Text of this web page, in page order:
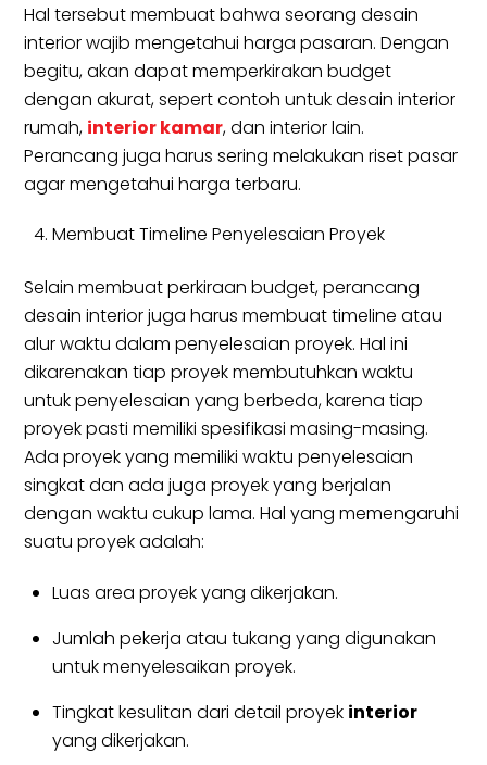
Hal tersebut membuat bahwa seorang desain
interior wajib mengetahui harga pasaran. Dengan
begitu, akan dapat memperkirakan budget
dengan akurat, sepert contoh untuk desain interior
rumah, interior kamar, dan interior lain.
Perancang juga harus sering melakukan riset pasar
agar mengetahui harga terbaru.
Membuat Timeline Penyelesaian Proyek
Selain membuat perkiraan budget, perancang
desain interior juga harus membuat timeline atau
alur waktu dalam penyelesaian proyek. Hal ini
dikarenakan tiap proyek membutuhkan waktu
untuk penyelesaian yang berbeda, karena tiap
proyek pasti memiliki spesifikasi masing-masing.
Ada proyek yang memiliki waktu penyelesaian
singkat dan ada juga proyek yang berjalan
dengan waktu cukup lama. Hal yang memengaruhi
suatu proyek adalah:
Luas area proyek yang dikerjakan.
Jumlah pekerja atau tukang yang digunakan
untuk menyelesaikan proyek.
Tingkat kesulitan dari detail proyek interior
yang dikerjakan.